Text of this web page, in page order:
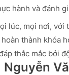
hành và đánh
lúc, mọi nơi, với
thành khóa
thắc mắc bởi
Nguyễn